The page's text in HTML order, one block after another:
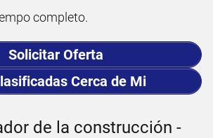
completo.
Solicitar Oferta
Cerca de Mi
de la construcción -